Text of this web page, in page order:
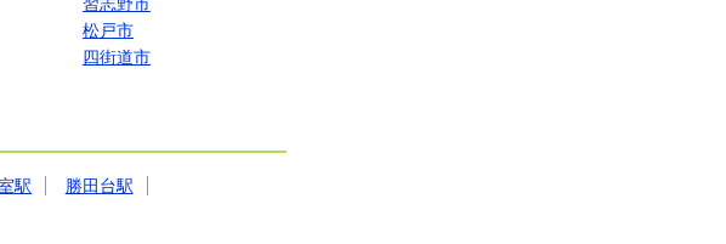
松戸市
四街道市
駅
勝田台駅